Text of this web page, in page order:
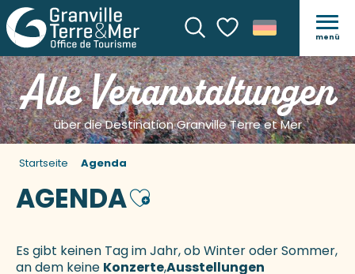
SucheVoir les favoris
menü
Alle Veranstaltungen
über die Destination Granville Terre et Mer
Startseite Agenda
AGENDAAjouter aux favoris
Es gibt keinen Tag im Jahr, ob Winter oder Sommer,
an dem keine Konzerte,Ausstellungen